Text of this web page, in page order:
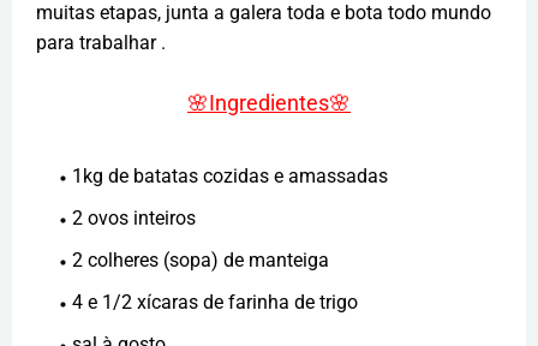
muitas etapas, junta a galera toda e bota todo mundo
para trabalhar .
🌸Ingredientes🌸
1kg de batatas cozidas e amassadas
2 ovos inteiros
2 colheres (sopa) de manteiga
4 e 1/2 xícaras de farinha de trigo